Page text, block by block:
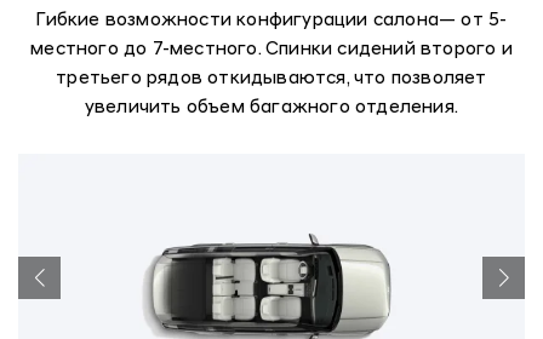
Гибкие возможности конфигурации салона— от 5-
местного до 7-местного. Спинки сидений второго и
третьего рядов откидываются, что позволяет
увеличить объем багажного отделения.